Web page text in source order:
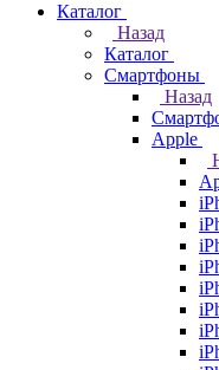
Каталог
Назад
Каталог
Смартфоны
Назад
Apple